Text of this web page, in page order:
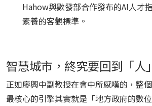
Hahow與數發部合作發布的AI人才
素養的客觀標準。
智慧城市，終究要回到「人
正如廖興中副教授在會中所感嘆的，整
最核心的引擎其實就是「地方政府的數